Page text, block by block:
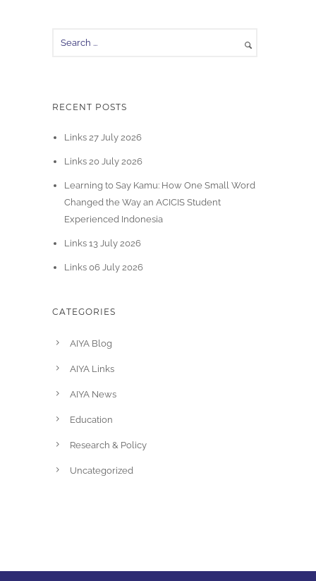
RECENT POSTS
Links 27 July 2026
Links 20 July 2026
Learning to Say Kamu: How One Small Word
Changed the Way an ACICIS Student
Experienced Indonesia
Links 13 July 2026
Links 06 July 2026
CATEGORIES
AIYA Blog
AIYA Links
AIYA News
Education
Research & Policy
Uncategorized